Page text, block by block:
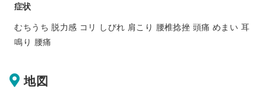
症状
むちうち 脱力感 コリ しびれ 肩こり 腰椎捻挫 頭痛 めまい 耳
鳴り 腰痛
地図